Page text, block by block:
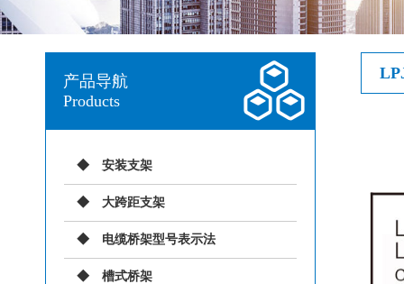
产品导航
Products
安装支架
大跨距支架
电缆桥架型号表示法
槽式桥架